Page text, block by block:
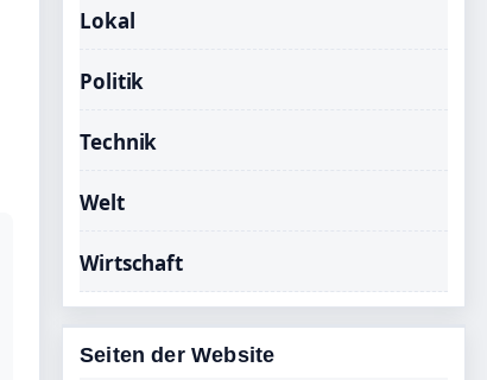
Lokal
Politik
Technik
Welt
Wirtschaft
Seiten der Website